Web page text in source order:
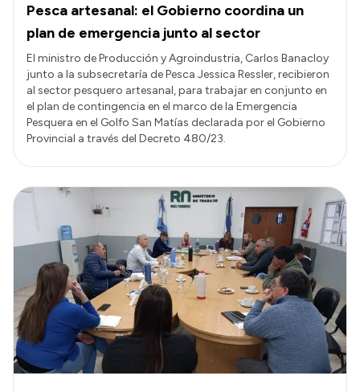
Convocatorias
Intranet
Login
Pesca artesanal: el Gobierno coordina un
plan de emergencia junto al sector
El ministro de Producción y Agroindustria, Carlos Banacloy
junto a la subsecretaría de Pesca Jessica Ressler, recibieron
al sector pesquero artesanal, para trabajar en conjunto en
el plan de contingencia en el marco de la Emergencia
Pesquera en el Golfo San Matías declarada por el Gobierno
Provincial a través del Decreto 480/23.